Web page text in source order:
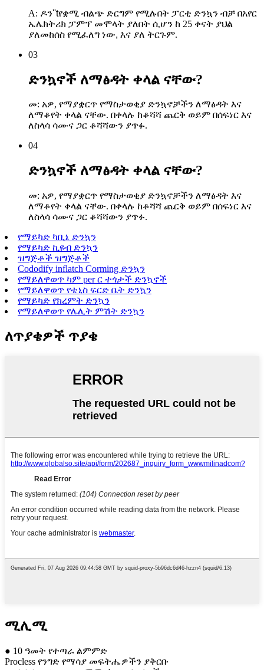
A: ዶን''tየቋሚ ብልጭ ድርግም የሚሉበት ፓርቲ ድንኳን ብቻ በአየር
ኤሌክትሪክ ፓምፕ መሞላት ያለበት ሲሆን ከ 25 ቀናት ያህል
ያለመከሰስ የሚፈለግ ነው, እና ያለ ትርጉም.
03
ድንኳኖች ለማፅዳት ቀላል ናቸው?
መ: አዎ, የማያቋርጥ የማስታወቂያ ድንኳኖቻችን ለማፅዳት እና
ለማቆየት ቀላል ናቸው. በቀላሉ ከቆሻሻ ጨርቅ ወይም በሰፍነር እና
ለስላሳ ሳሙና ጋር ቆሻሻውን ያጥፉ.
04
ድንኳኖች ለማፅዳት ቀላል ናቸው?
መ: አዎ, የማያቋርጥ የማስታወቂያ ድንኳኖቻችን ለማፅዳት እና
ለማቆየት ቀላል ናቸው. በቀላሉ ከቆሻሻ ጨርቅ ወይም በሰፍነር እና
ለስላሳ ሳሙና ጋር ቆሻሻውን ያጥፉ.
የማይካድ ካቢኔ ድንኳን
የማይካድ ኪዩብ ድንኳን
ዝግጅቶች ዝግጅቶች
Cododify inflatch Corming ድንኳን
የማይለዋወጥ ካም per ር ተጎታች ድንኳኖች
የማይለዋወጥ የቴኒስ ፍርድ ቤት ድንኳን
የማይካድ የክረምት ድንኳን
የማይለዋወጥ የሌሊት ምሽት ድንኳን
ለጥያቄዎች ጥያቄ
ሚሊሚ
● 10 ዓመት የተጣራ ልምምድ
Procless የንግድ የማሳያ መፍትሔዎችን ያቅርቡ